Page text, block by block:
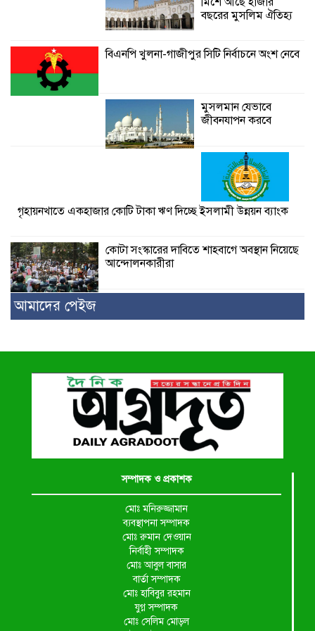
বছরের মুসলিম ঐতিহ্য
বিএনপি খুলনা-গাজীপুর সিটি নির্বাচনে অংশ নেবে
মুসলমান যেভাবে
জীবনযাপন করবে
গৃহায়নখাতে একহাজার কোটি টাকা ঋণ দিচ্ছে ইসলামী উন্নয়ন ব্যাংক
কোটা সংস্কারের দাবিতে শাহবাগে অবস্থান নিয়েছে
আন্দোলনকারীরা
আমাদের পেইজ
সম্পাদক ও প্রকাশক
মোঃ মনিরুজ্জামান
ব্যবস্থাপনা সম্পাদক
মোঃ রুমান দেওয়ান
নির্বাহী সম্পাদক
মোঃ আবুল বাসার
বার্তা সম্পাদক
মোঃ হাবিবুর রহমান
যুগ্ন সম্পাদক
মোঃ সেলিম মোড়ল